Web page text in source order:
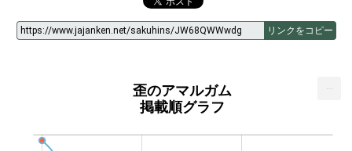
リンクをコピー
歪のアマルガム
掲載順グラフ
...